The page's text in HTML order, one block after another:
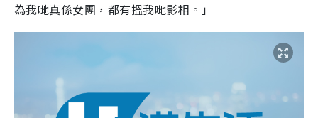
為我哋真係女團，都有搵我哋影相。」